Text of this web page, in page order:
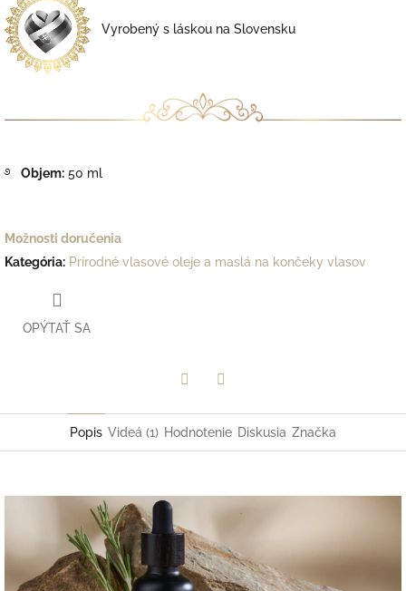
Vyrobený s láskou na Slovensku
࿔ Objem: 50 ml
Možnosti doručenia
Kategória: Prírodné vlasové oleje a maslá na končeky vlasov
OPÝTAŤ SA
Popis Videá (1) Hodnotenie Diskusia Značka